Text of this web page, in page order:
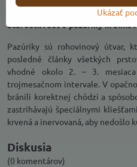
lesklú srsť.
Starostlivosť o pazúriky králikov
Pazúriky sú rohovinový útvar,
posledné články všetkých
vhodné okolo 2. – 3.
trojmesačnom intervale. V
bránili korektnej chôdzi a
zastrihávajú špeciálnymi
krvená a inervovaná, aby nedošlo
Diskusia
(0 komentárov)
Ukázať